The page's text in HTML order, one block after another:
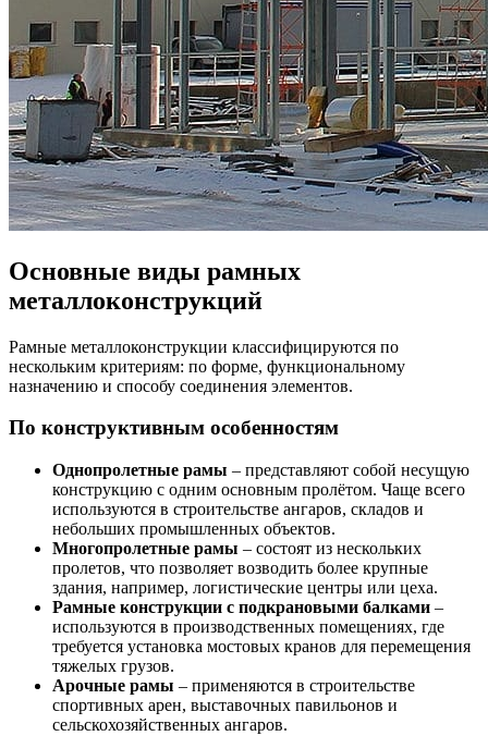
Основные виды рамных
металлоконструкций
Рамные металлоконструкции классифицируются по
нескольким критериям: по форме, функциональному
назначению и способу соединения элементов.
По конструктивным особенностям
Однопролетные рамы – представляют собой несущую
конструкцию с одним основным пролётом. Чаще всего
используются в строительстве ангаров, складов и
небольших промышленных объектов.
Многопролетные рамы – состоят из нескольких
пролетов, что позволяет возводить более крупные
здания, например, логистические центры или цеха.
Рамные конструкции с подкрановыми балками –
используются в производственных помещениях, где
требуется установка мостовых кранов для перемещения
тяжелых грузов.
Арочные рамы – применяются в строительстве
спортивных арен, выставочных павильонов и
сельскохозяйственных ангаров.